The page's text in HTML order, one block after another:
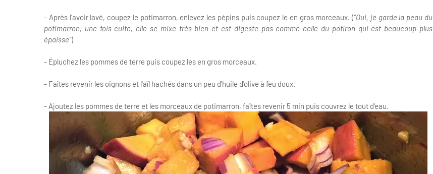
- Après l'avoir lavé, coupez le potimarron, enlevez les pépins puis coupez le en gros morceaux. ("Oui, je garde la peau du
potimarron, une fois cuite, elle se mixe très bien et est digeste pas comme celle du potiron qui est beaucoup plus
épaisse")
- Épluchez les pommes de terre puis coupez les en gros morceaux.
- Faîtes revenir les oignons et l'aïl hachés dans un peu d'huile d'olive à feu doux.
- Ajoutez les pommes de terre et les morceaux de potimarron, faîtes revenir 5 min puis couvrez le tout d'eau.